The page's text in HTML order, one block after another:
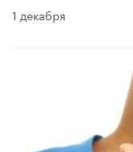
1 декабря